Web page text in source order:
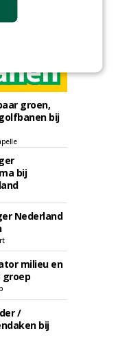
groen,
bij
bij
Nederland
milieu en
groep
/
bij